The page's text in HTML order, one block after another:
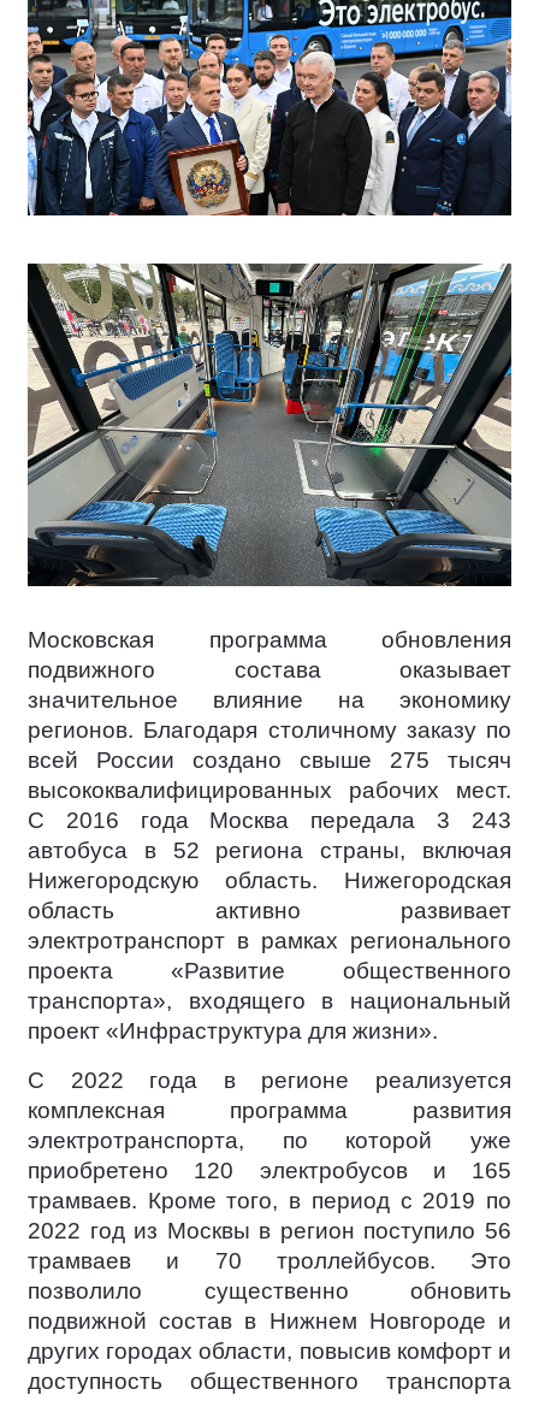
Московская программа обновления
подвижного состава оказывает
значительное влияние на экономику
регионов. Благодаря столичному заказу по
всей России создано свыше 275 тысяч
высококвалифицированных рабочих мест.
С 2016 года Москва передала 3 243
автобуса в 52 региона страны, включая
Нижегородскую область. Нижегородская
область активно развивает
электротранспорт в рамках регионального
проекта «Развитие общественного
транспорта», входящего в национальный
проект «Инфраструктура для жизни».
С 2022 года в регионе реализуется
комплексная программа развития
электротранспорта, по которой уже
приобретено 120 электробусов и 165
трамваев. Кроме того, в период с 2019 по
2022 год из Москвы в регион поступило 56
трамваев и 70 троллейбусов. Это
позволило существенно обновить
подвижной состав в Нижнем Новгороде и
других городах области, повысив комфорт и
доступность общественного транспорта